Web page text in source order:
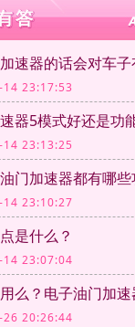
23:17:53
23:13:25
门加速器都有哪些
23:10:27
是什么？
23:07:04
20:26:44